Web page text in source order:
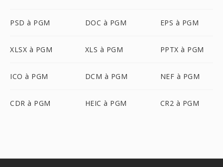
PSD à PGM DOC à PGM EPS à PGM
XLSX à PGM XLS à PGM PPTX à PGM
ICO à PGM DCM à PGM NEF à PGM
CDR à PGM HEIC à PGM CR2 à PGM